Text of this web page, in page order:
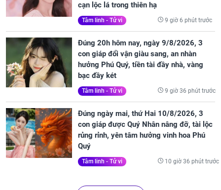
cạn lộc lá trong thiên hạ
Tâm linh - Tử vi 9 giờ 6 phút trước
Đúng 20h hôm nay, ngày 9/8/2026, 3
con giáp đổi vận giàu sang, an nhàn
hưởng Phú Quý, tiền tài đầy nhà, vàng
bạc đầy két
Tâm linh - Tử vi 9 giờ 36 phút trước
Đúng ngày mai, thứ Hai 10/8/2026, 3
con giáp được Quý Nhân nâng đỡ, tài lộc
rủng rỉnh, yên tâm hưởng vinh hoa Phú
Quý
Tâm linh - Tử vi 10 giờ 36 phút trước